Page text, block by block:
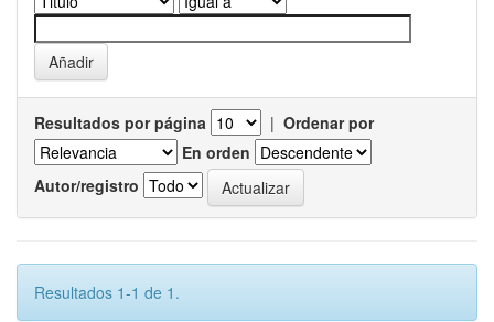
Resultados por página | Ordenar por
En orden
Autor/registro
Resultados 1-1 de 1.